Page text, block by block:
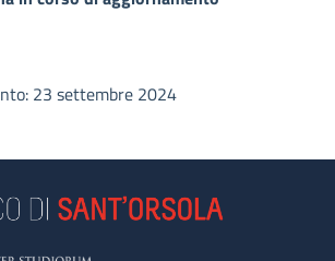
23 settembre 2024